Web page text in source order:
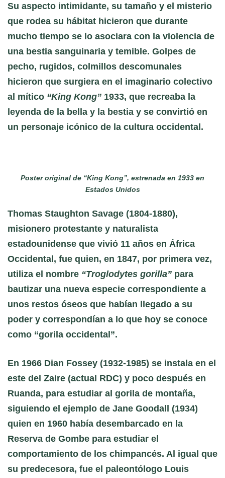
Su aspecto intimidante, su tamaño y el misterio
que rodea su hábitat hicieron que durante
mucho tiempo se lo asociara con la violencia de
una bestia sanguinaria y temible. Golpes de
pecho, rugidos, colmillos descomunales
hicieron que surgiera en el imaginario colectivo
al mítico “King Kong” 1933, que recreaba la
leyenda de la bella y la bestia y se convirtió en
un personaje icónico de la cultura occidental.
Poster original de “King Kong”, estrenada en 1933 en
Estados Unidos
Thomas Staughton Savage (1804-1880),
misionero protestante y naturalista
estadounidense que vivió 11 años en África
Occidental, fue quien, en 1847, por primera vez,
utiliza el nombre “Troglodytes gorilla” para
bautizar una nueva especie correspondiente a
unos restos óseos que habían llegado a su
poder y correspondían a lo que hoy se conoce
como “gorila occidental”.
En 1966 Dian Fossey (1932-1985) se instala en el
este del Zaire (actual RDC) y poco después en
Ruanda, para estudiar al gorila de montaña,
siguiendo el ejemplo de Jane Goodall (1934)
quien en 1960 había desembarcado en la
Reserva de Gombe para estudiar el
comportamiento de los chimpancés. Al igual que
su predecesora, fue el paleontólogo Louis